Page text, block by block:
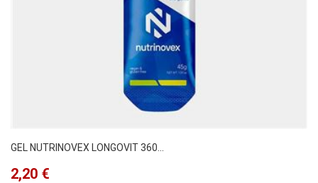
GEL NUTRINOVEX LONGOVIT 360...
Precio
2,20 €